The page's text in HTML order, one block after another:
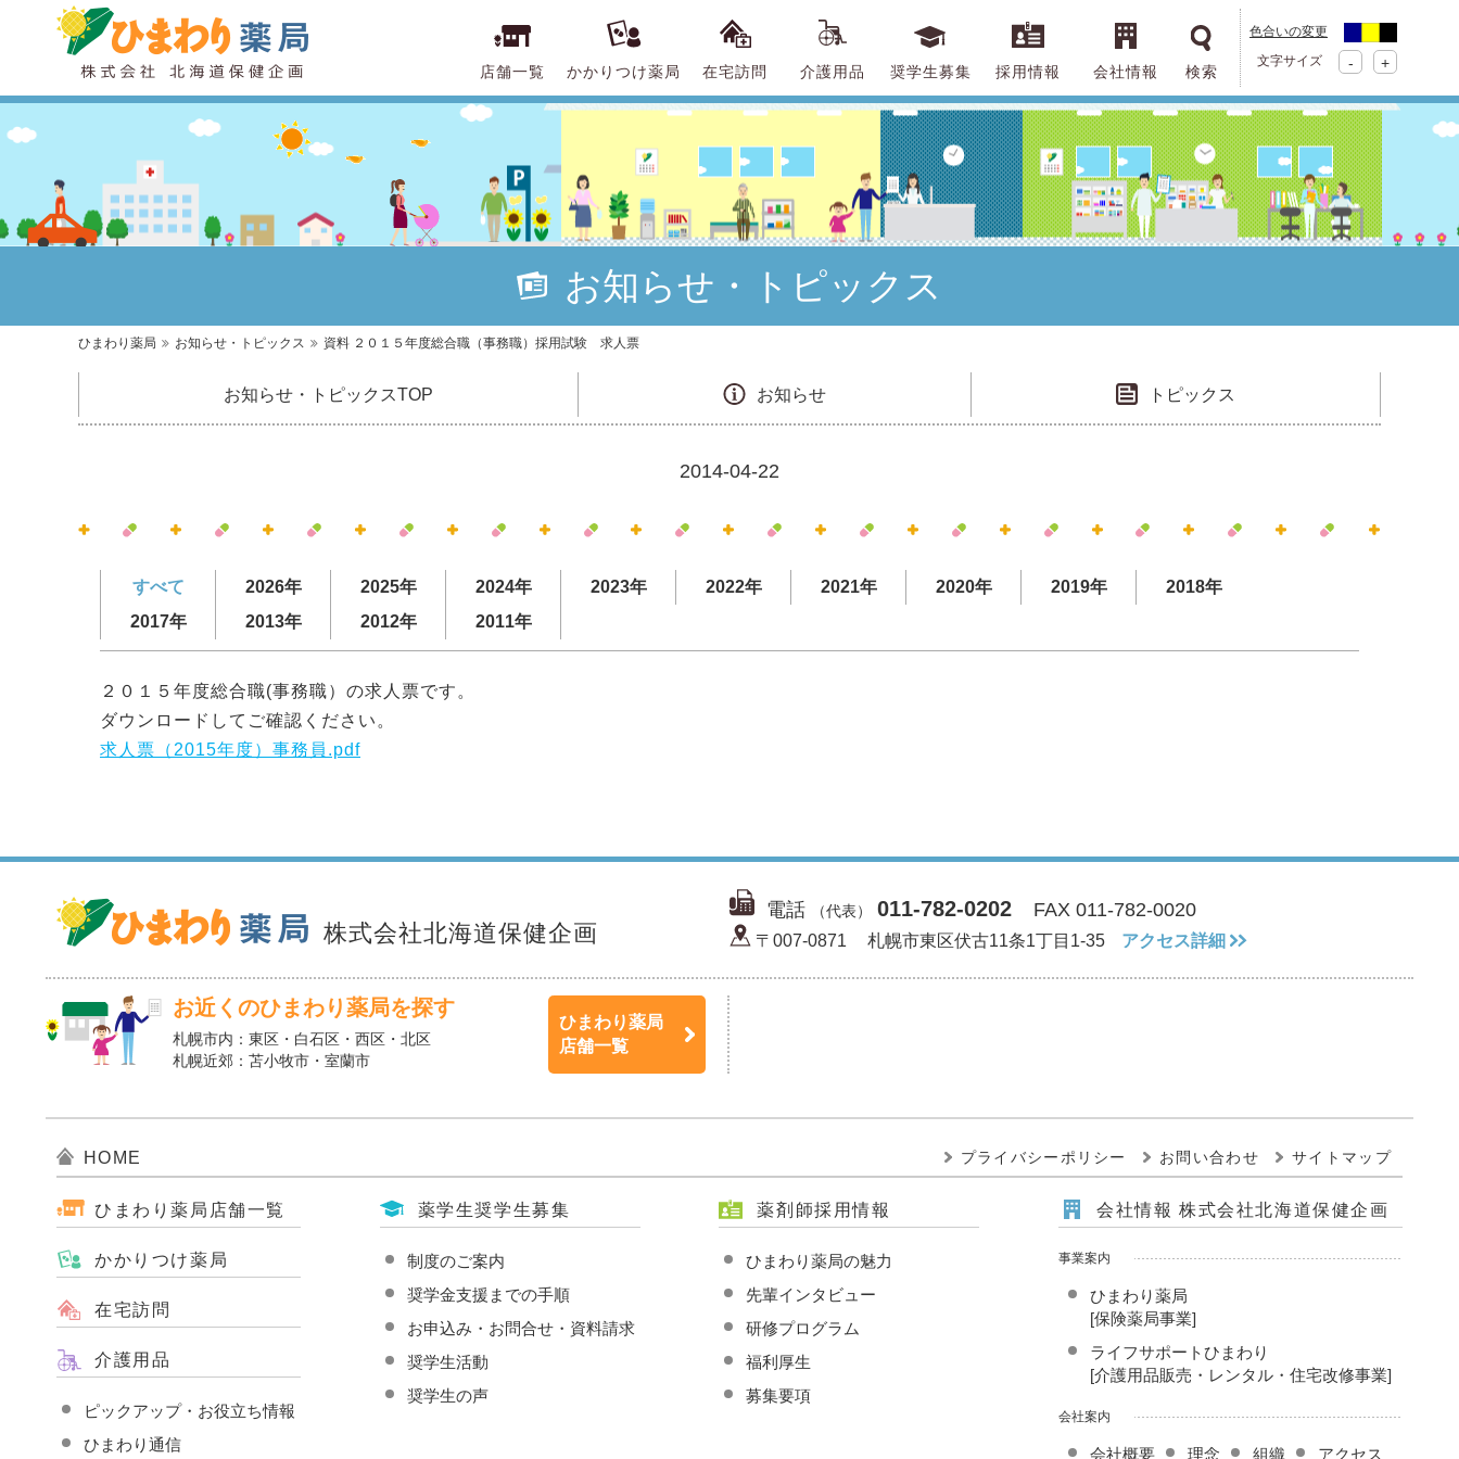
店舗一覧 かかりつけ薬局 在宅訪問 介護用品 奨学生募集 採用情報 会社情報 検索
色合いの変更
文字サイズ
- +
お知らせ・トピックス
ひまわり薬局 お知らせ・トピックス 資料 ２０１５年度総合職（事務職）採用試験 求人票
お知らせ・トピックスTOP お知らせ トピックス
2014-04-22
すべて 2026年 2025年 2024年 2023年 2022年 2021年 2020年 2019年
2018年
2017年
2013年 2012年 2011年
２０１５年度総合職(事務職）の求人票です。
ダウンロードしてご確認ください。
求人票（2015年度）事務員.pdf
株式会社北海道保健企画
電話 （代表） 011-782-0202 FAX 011-782-0020
〒007-0871 札幌市東区伏古11条1丁目1-35 アクセス詳細
お近くのひまわり薬局を探す
札幌市内：東区・白石区・西区・北区
札幌近郊：苫小牧市・室蘭市
ひまわり薬局
店舗一覧
HOME プライバシーポリシー お問い合わせ サイトマップ
ひまわり薬局店舗一覧
かかりつけ薬局
在宅訪問
介護用品
ピックアップ・お役立ち情報
ひまわり通信
薬学生奨学生募集
制度のご案内
奨学金支援までの手順
お申込み・お問合せ・資料請求
奨学生活動
奨学生の声
薬剤師採用情報
ひまわり薬局の魅力
先輩インタビュー
研修プログラム
福利厚生
募集要項
会社情報 株式会社北海道保健企画
事業案内
ひまわり薬局
[保険薬局事業]
ライフサポートひまわり
[介護用品販売・レンタル・住宅改修事業]
会社案内
会社概要 理念 組織 アクセス